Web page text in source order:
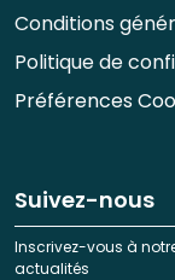
Conditions
Politique de
Préférences
Suivez-nous
Inscrivez-vous à
actualités